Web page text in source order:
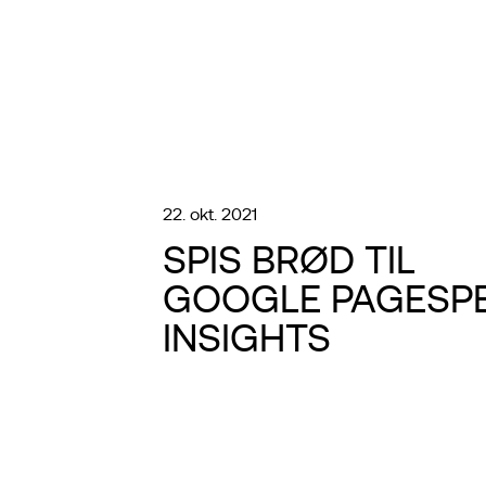
22. okt. 2021
SPIS BRØD TIL
GOOGLE
INSIGHTS